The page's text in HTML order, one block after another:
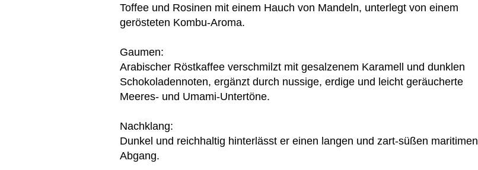
Toffee und Rosinen mit einem Hauch von Mandeln, unterlegt von einem
gerösteten Kombu-Aroma.
Gaumen:
Arabischer Röstkaffee verschmilzt mit gesalzenem Karamell und dunklen
Schokoladennoten, ergänzt durch nussige, erdige und leicht geräucherte
Meeres- und Umami-Untertöne.
Nachklang:
Dunkel und reichhaltig hinterlässt er einen langen und zart-süßen maritimen
Abgang.